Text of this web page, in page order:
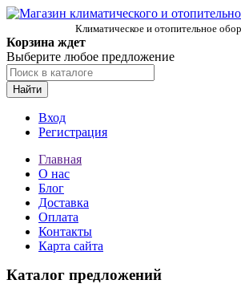
Климатическое и отопительное
Корзина ждет
Выберите любое предложение
Найти
Вход
Регистрация
Главная
О нас
Блог
Доставка
Оплата
Контакты
Карта сайта
Каталог предложений